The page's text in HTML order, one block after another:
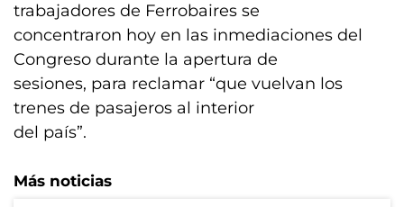
trabajadores de Ferrobaires se
concentraron hoy en las inmediaciones del
Congreso durante la apertura de
sesiones, para reclamar “que vuelvan los
trenes de pasajeros al interior
del país”.
Más noticias